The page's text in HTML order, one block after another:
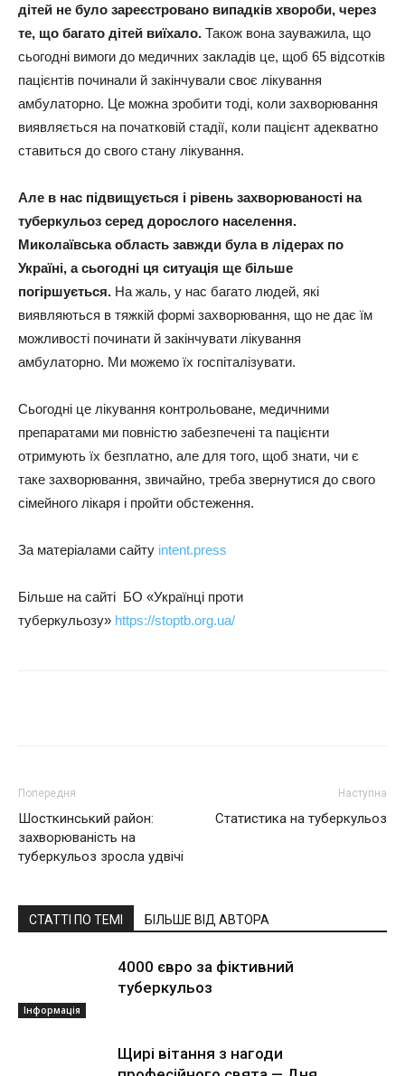
дітей не було зареєстровано випадків хвороби, через
те, що багато дітей виїхало. Також вона зауважила, що
сьогодні вимоги до медичних закладів це, щоб 65 відсотків
пацієнтів починали й закінчували своє лікування
амбулаторно. Це можна зробити тоді, коли захворювання
виявляється на початковій стадії, коли пацієнт адекватно
ставиться до свого стану лікування.
Але в нас підвищується і рівень захворюваності на
туберкульоз серед дорослого населення.
Миколаївська область завжди була в лідерах по
Україні, а сьогодні ця ситуація ще більше
погіршується. На жаль, у нас багато людей, які
виявляються в тяжкій формі захворювання, що не дає їм
можливості починати й закінчувати лікування
амбулаторно. Ми можемо їх госпіталізувати.
Сьогодні це лікування контрольоване, медичними
препаратами ми повністю забезпечені та пацієнти
отримують їх безплатно, але для того, щоб знати, чи є
таке захворювання, звичайно, треба звернутися до свого
сімейного лікаря і пройти обстеження.
За матеріалами сайту intent.press
Більше на сайті БО «Українці проти
туберкульозу» https://stoptb.org.ua/
Попередня
Шосткинський район:
захворюваність на
туберкульоз зросла удвічі
Наступна
Статистика на туберкульоз
СТАТТІ ПО ТЕМІ БІЛЬШЕ ВІД АВТОРА
Інформація
4000 євро за фіктивний
туберкульоз
Щирі вітання з нагоди